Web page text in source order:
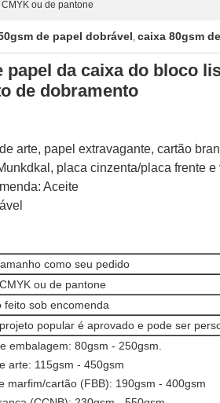
ou de pantone
de papel dobrável, caixa 80gsm
papel da caixa do bloco
de dobramento
arte, papel extravagante, cartão
placa cinzenta/placa frente
Aceite
como seu pedido
ou de pantone
feito sob encomenda
popular é aprovado e pode ser
embalagem: 80gsm - 250gsm.
arte: 115gsm - 450gsm
marfim/cartão (FBB): 190gsm - 400gsm